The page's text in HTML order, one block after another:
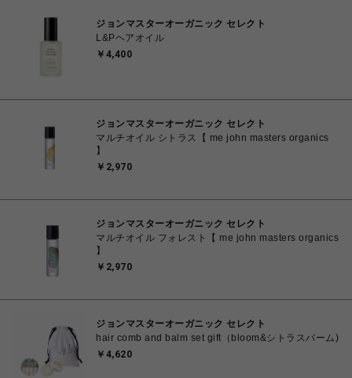
ジョンマスターオーガニック セレクト
L&Pヘアオイル
￥4,400
ジョンマスターオーガニック セレクト
マルチオイル シトラス【 me john masters organics
】
￥2,970
ジョンマスターオーガニック セレクト
マルチオイル フォレスト【 me john masters organics
】
￥2,970
ジョンマスターオーガニック セレクト
hair comb and balm set gift（bloom&シトラスバーム)
￥4,620